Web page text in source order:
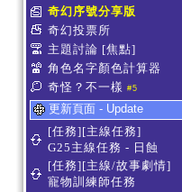
奇幻序號分享版
奇幻投票所
主題討論 [焦點]
角色名字顏色計算器
奇怪？不一樣 #5
更新頁面 - Update
[任務][主線任務]
G25主線任務 - 日蝕
[任務][主線/故事劇情]
寵物訓練師任務